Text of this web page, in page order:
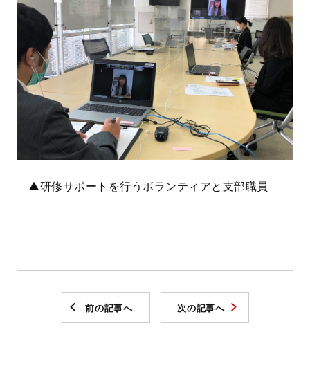
▲研修サポートを行うボランティアと支部職員
前の記事へ 次の記事へ